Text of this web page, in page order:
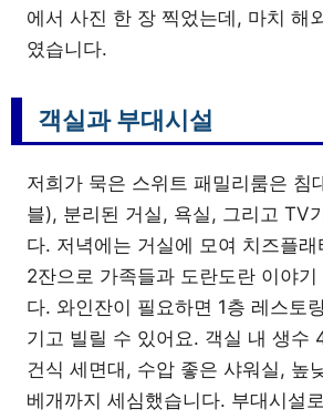
에서 사진 한 장 찍었는데, 마치 해
였습니다.
객실과 부대시설
저희가 묵은 스위트 패밀리룸은 침
블), 분리된 거실, 욕실, 그리고 TV
다. 저녁에는 거실에 모여 치즈플
2잔으로 가족들과 도란도란 이야기
다. 와인잔이 필요하면 1층 레스토
기고 빌릴 수 있어요. 객실 내 생수
건식 세면대, 수압 좋은 샤워실, 높
베개까지 세심했습니다. 부대시설